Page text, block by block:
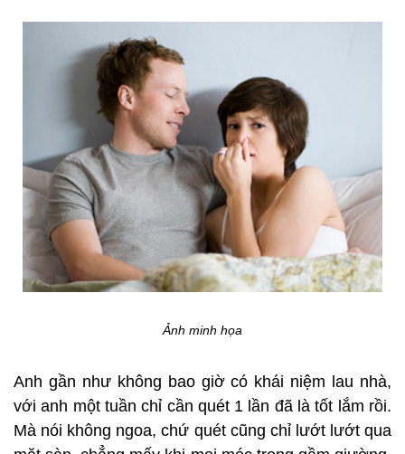
Ảnh minh họa
Anh gần như không bao giờ có khái niệm lau nhà,
với anh một tuần chỉ cần quét 1 lần đã là tốt lắm rồi.
Mà nói không ngoa, chứ quét cũng chỉ lướt lướt qua